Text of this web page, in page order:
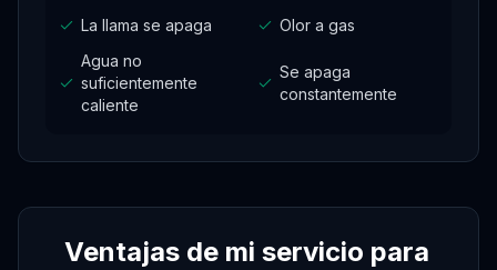
La llama se apaga
Olor a gas
Agua no
suficientemente
caliente
Se apaga
constantemente
Ventajas de mi servicio para